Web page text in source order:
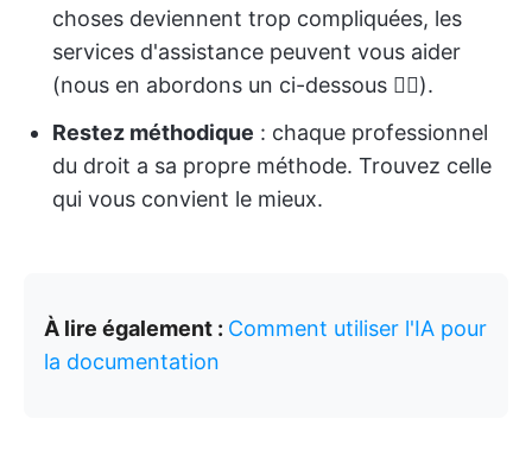
choses deviennent trop compliquées, les
services d'assistance peuvent vous aider
(nous en abordons un ci-dessous 👇🏻).
Restez méthodique : chaque professionnel
du droit a sa propre méthode. Trouvez celle
qui vous convient le mieux.
À lire également : Comment utiliser l'IA pour
la documentation